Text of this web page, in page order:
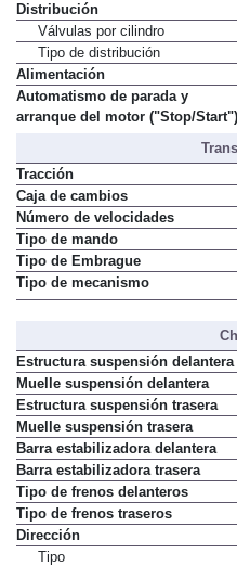
Distribución
Válvulas por cilindro
Tipo de distribución
Alimentación
Automatismo de parada y
arranque del motor ("Stop/Start")
Tracción
Caja de cambios
Número de velocidades
Tipo de mando
Tipo de Embrague
Tipo de mecanismo
Estructura suspensión delantera
Muelle suspensión delantera
Estructura suspensión trasera
Muelle suspensión trasera
Barra estabilizadora delantera
Barra estabilizadora trasera
Tipo de frenos delanteros
Tipo de frenos traseros
Dirección
Tipo